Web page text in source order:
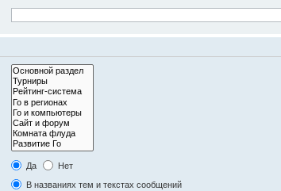
Да
Нет
В названиях тем и текстах сообщений